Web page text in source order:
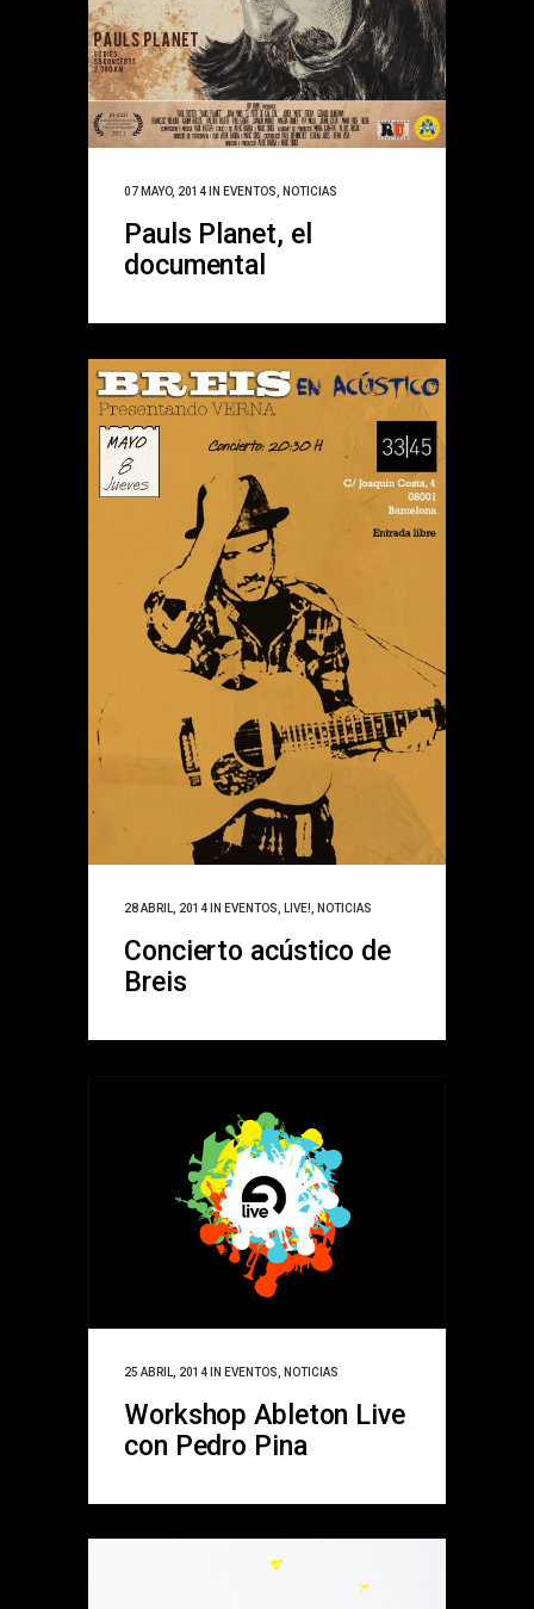
07 MAYO, 2014 IN EVENTOS NOTICIAS
Pauls Planet, el
documental
28 ABRIL, 2014 IN EVENTOS LIVE! NOTICIAS
Concierto acústico de
Breis
25 ABRIL, 2014 IN EVENTOS NOTICIAS
Workshop Ableton Live
con Pedro Pina